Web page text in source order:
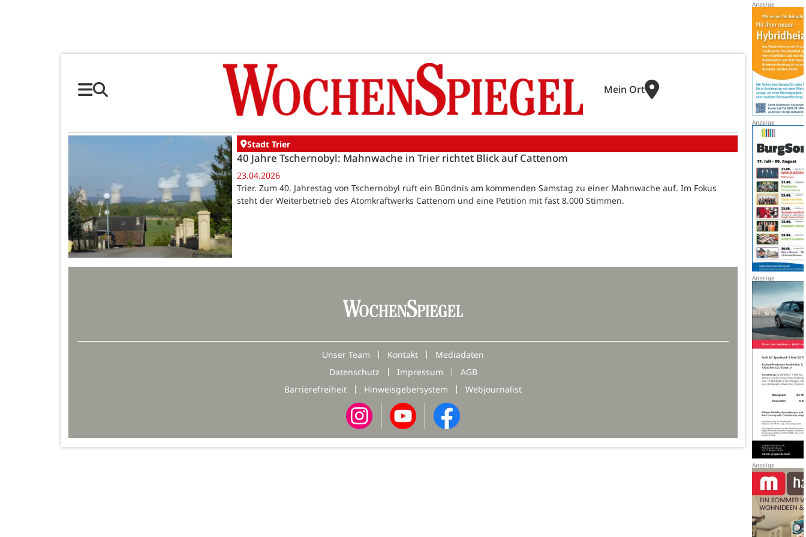
Mein Ort
Stadt Trier
40 Jahre Tschernobyl: Mahnwache in Trier richtet Blick auf Cattenom
23.04.2026
Trier. Zum 40. Jahrestag von Tschernobyl ruft ein Bündnis am kommenden Samstag zu einer Mahnwache auf. Im Fokus
steht der Weiterbetrieb des Atomkraftwerks Cattenom und eine Petition mit fast 8.000 Stimmen.
Unser Team Kontakt
Mediadaten
Datenschutz
Impressum
AGB
Barrierefreiheit
Hinweisgebersystem Webjournalist